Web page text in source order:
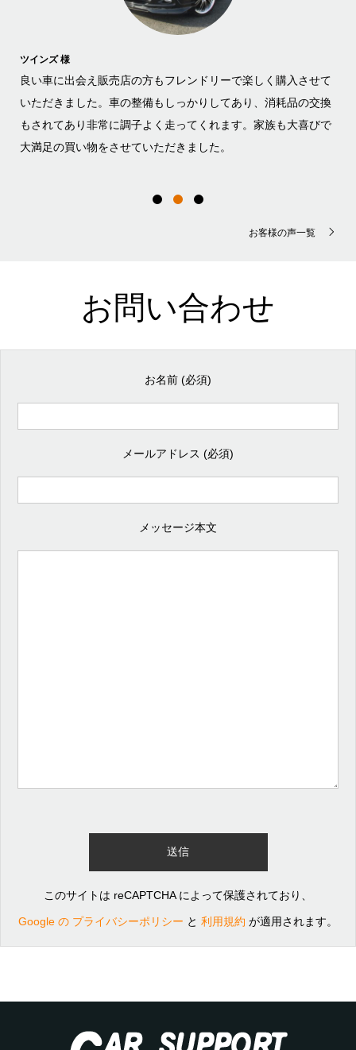
ツインズ 様
良い車に出会え販売店の方もフレンドリーで楽しく購入させて
いただきました。車の整備もしっかりしてあり、消耗品の交換
もされてあり非常に調子よく走ってくれます。家族も大喜びで
大満足の買い物をさせていただきました。
お客様の声一覧
お問い合わせ
お名前 (必須)
メールアドレス (必須)
メッセージ本文
このサイトは reCAPTCHA によって保護されており、
Google の プライバシーポリシー と 利用規約 が適用されます。